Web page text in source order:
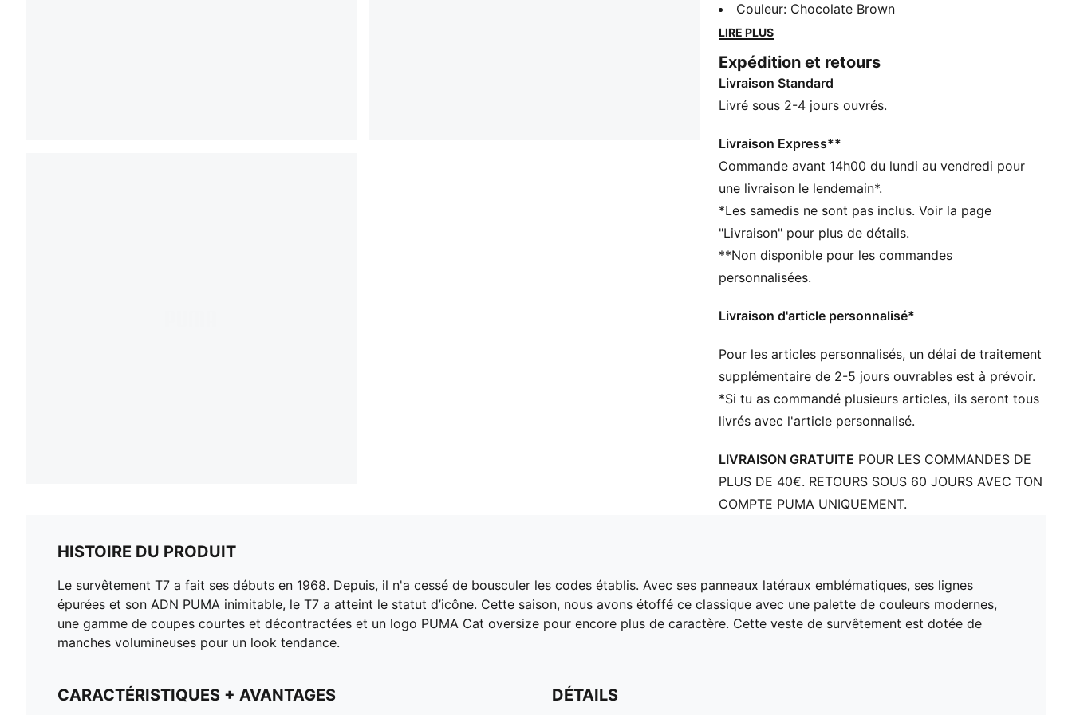
panneaux latéraux emblématiques, ses lignes épurées
et son ADN PUMA inimitable, le T7 a atteint le statut
avec une palette de couleurs modernes, une gamme
de coupes courtes et décontractées et un logo PUMA
Cat oversize pour encore plus de caractère. Cette
volumineuses pour un look tendance.
CARACTÉRISTIQUES + AVANTAGES
PROTECTION CONTRE LE VENT : Confectionné à
protéger du vent et te garder bien au sec et au chaud
Confectionné avec un minimum de 90 % de matériaux
recyclés
DÉTAILS
Matière principale : Tissage en toile
Manches longues
Fermeture : Fermeture éclair intégrale
Longueur : Veste courte
Couleur: Chocolate Brown
LIRE PLUS
Expédition et retours
Livraison Standard
Livré sous 2-4 jours ouvrés.
Livraison Express**
Commande avant 14h00 du lundi au vendredi pour
une livraison le lendemain*.
*Les samedis ne sont pas inclus. Voir la page
"Livraison" pour plus de détails.
**Non disponible pour les commandes
personnalisées.
Livraison d'article personnalisé*
Pour les articles personnalisés, un délai de traitement
supplémentaire de 2-5 jours ouvrables est à prévoir.
*Si tu as commandé plusieurs articles, ils seront tous
livrés avec l'article personnalisé.
LIVRAISON GRATUITE POUR LES COMMANDES DE
PLUS DE 40€. RETOURS SOUS 60 JOURS AVEC TON
COMPTE PUMA UNIQUEMENT.
HISTOIRE DU PRODUIT
Le survêtement T7 a fait ses débuts en 1968. Depuis, il n'a cessé de bousculer les codes établis. Avec ses panneaux latéraux emblématiques, ses lignes
épurées et son ADN PUMA inimitable, le T7 a atteint le statut d’icône. Cette saison, nous avons étoffé ce classique avec une palette de couleurs modernes,
une gamme de coupes courtes et décontractées et un logo PUMA Cat oversize pour encore plus de caractère. Cette veste de survêtement est dotée de
manches volumineuses pour un look tendance.
CARACTÉRISTIQUES + AVANTAGES DÉTAILS